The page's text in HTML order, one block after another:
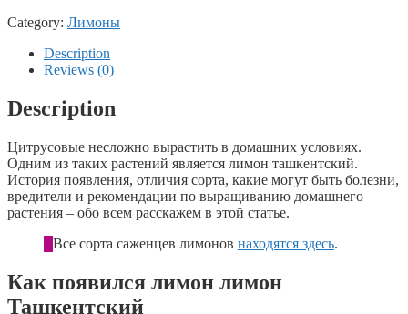
Category: Лимоны
Description
Reviews (0)
Description
Цитрусовые несложно вырастить в домашних условиях.
Одним из таких растений является лимон ташкентский.
История появления, отличия сорта, какие могут быть болезни,
вредители и рекомендации по выращиванию домашнего
растения – обо всем расскажем в этой статье.
Все сорта саженцев лимонов находятся здесь.
Как появился лимон лимон
Ташкентский